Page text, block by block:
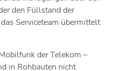
den Füllstand der
Serviceteam übermittelt
der Telekom –
in Rohbauten nicht